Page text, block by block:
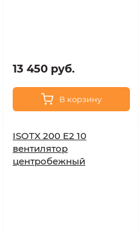
13 450 руб.
В корзину
ISOTX 200 E2 10
вентилятор
центробежный